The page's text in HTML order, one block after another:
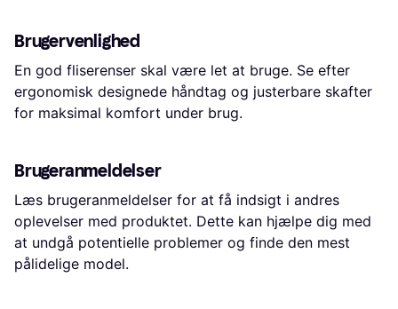
Brugervenlighed
En god fliserenser skal være let at bruge. Se efter
ergonomisk designede håndtag og justerbare skafter
for maksimal komfort under brug.
Brugeranmeldelser
Læs brugeranmeldelser for at få indsigt i andres
oplevelser med produktet. Dette kan hjælpe dig med
at undgå potentielle problemer og finde den mest
pålidelige model.